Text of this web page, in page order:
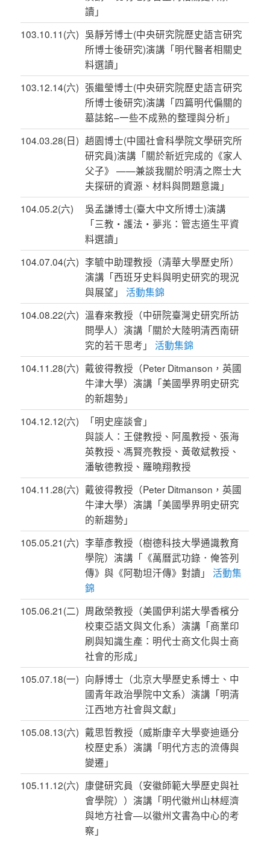
讀」
103.10.11(六) 吳靜芳博士(中央研究院歷史語言研究
所博士後研究)演講「明代醫者相關史
料選讀」
103.12.14(六) 張繼瑩博士(中央研究院歷史語言研究
所博士後研究)演講「四篇明代偏關的
墓誌銘–一些不成熟的整理與分析」
104.03.28(日) 趙園博士(中國社會科學院文學研究所
研究員)演講「關於新近完成的《家人
父子》 ——兼談我關於明清之際士大
夫探研的資源、材料與問題意識」
104.05.2(六)
吳孟謙博士(臺大中文所博士)演講
「三教‧護法‧夢兆：管志道生平資
料選讀」
104.07.04(六) 李毓中助理教授（清華大學歷史所）
演講「西班牙史料與明史研究的現況
與展望」活動集錦
104.08.22(六) 溫春來教授（中研院臺灣史研究所訪
問學人）演講「關於大陸明清西南研
究的若干思考」活動集錦
104.11.28(六) 戴彼得教授（Peter Ditmanson，英國
牛津大學）演講「美國學界明史研究
的新趨勢」
104.12.12(六)
「明史座談會」
與談人：王健教授、阿風教授、張海
英教授、馮賢亮教授、黃敬斌教授、
潘敏德教授、羅曉翔教授
104.11.28(六) 戴彼得教授（Peter Ditmanson，英國
牛津大學）演講「美國學界明史研究
的新趨勢」
105.05.21(六) 李華彥教授（樹德科技大學通識教育
學院）演講「《萬曆武功錄．俺答列
傳》與《阿勒坦汗傳》對讀」活動集
錦
105.06.21(二) 周啟榮教授（美國伊利諾大學香檳分
校東亞語文與文化系）演講「商業印
刷與知識生產：明代士商文化與士商
社會的形成」
105.07.18(一) 向靜博士（北京大學歷史系博士、中
國青年政治學院中文系）演講「明清
江西地方社會與文獻」
105.08.13(六) 戴思哲教授（威斯康辛大學麥迪遜分
校歷史系）演講「明代方志的流傳與
變遷」
105.11.12(六) 康健研究員（安徽師範大學歷史與社
會學院））演講「明代徽州山林經濟
與地方社會—以徽州文書為中心的考
察」